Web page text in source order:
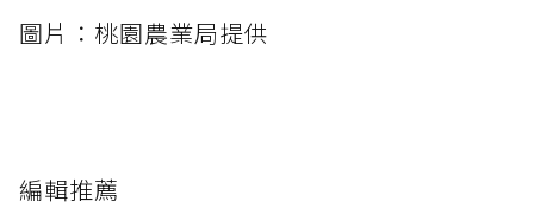
圖片：桃園農業局提供
編輯推薦